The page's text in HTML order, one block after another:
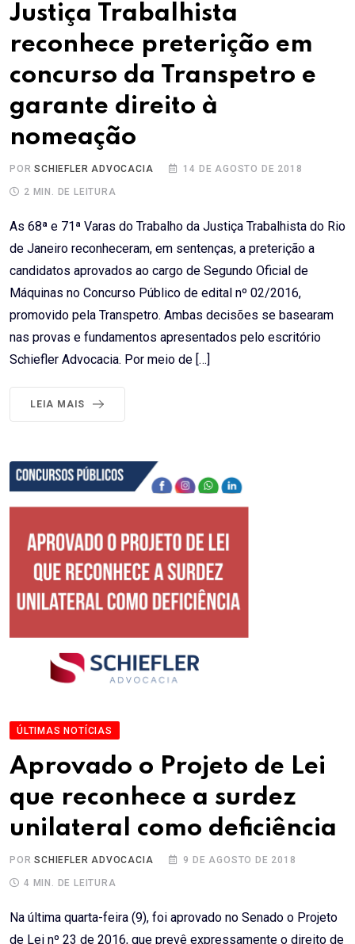
Justiça Trabalhista
reconhece preterição em
concurso da Transpetro e
garante direito à
nomeação
PORSCHIEFLER ADVOCACIA 14 DE AGOSTO DE 2018
2 MIN. DE LEITURA
As 68ª e 71ª Varas do Trabalho da Justiça Trabalhista do Rio
de Janeiro reconheceram, em sentenças, a preterição a
candidatos aprovados ao cargo de Segundo Oficial de
Máquinas no Concurso Público de edital nº 02/2016,
promovido pela Transpetro. Ambas decisões se basearam
nas provas e fundamentos apresentados pelo escritório
Schiefler Advocacia. Por meio de […]
LEIA MAIS
ÚLTIMAS NOTÍCIAS
Aprovado o Projeto de Lei
que reconhece a surdez
unilateral como deficiência
PORSCHIEFLER ADVOCACIA 9 DE AGOSTO DE 2018
4 MIN. DE LEITURA
Na última quarta-feira (9), foi aprovado no Senado o Projeto
de Lei nº 23 de 2016, que prevê expressamente o direito de